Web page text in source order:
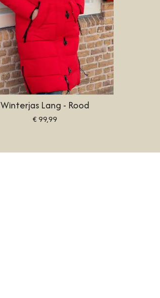
Winterjas Lang - Rood
€ 99,99